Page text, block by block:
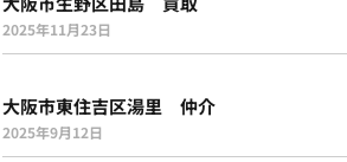
2025年11月23日
大阪市東住吉区湯里 仲介
2025年9月12日